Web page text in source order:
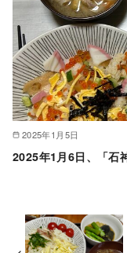
2025年1月5日
2025年1月6日、「石